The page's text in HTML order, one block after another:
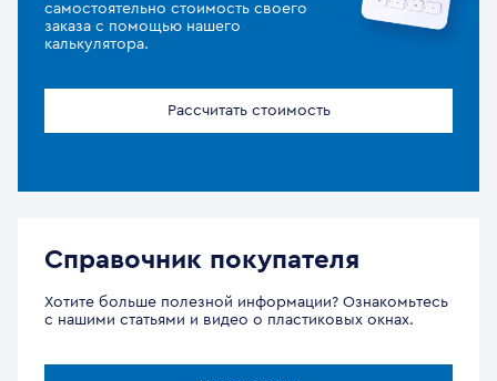
самостоятельно стоимость своего
заказа с помощью нашего
калькулятора.
Рассчитать стоимость
Справочник покупателя
Хотите больше полезной информации? Ознакомьтесь
с нашими статьями и видео о пластиковых окнах.